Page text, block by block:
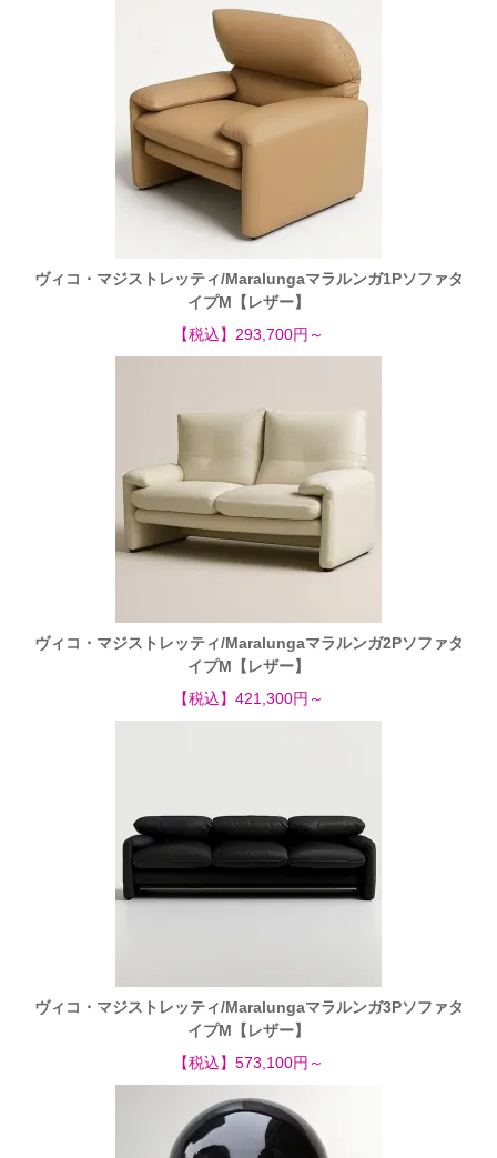
ヴィコ・マジストレッティ/Maralungaマラルンガ1Pソファタ
イプM【レザー】
【税込】293,700円～
ヴィコ・マジストレッティ/Maralungaマラルンガ2Pソファタ
イプM【レザー】
【税込】421,300円～
ヴィコ・マジストレッティ/Maralungaマラルンガ3Pソファタ
イプM【レザー】
【税込】573,100円～